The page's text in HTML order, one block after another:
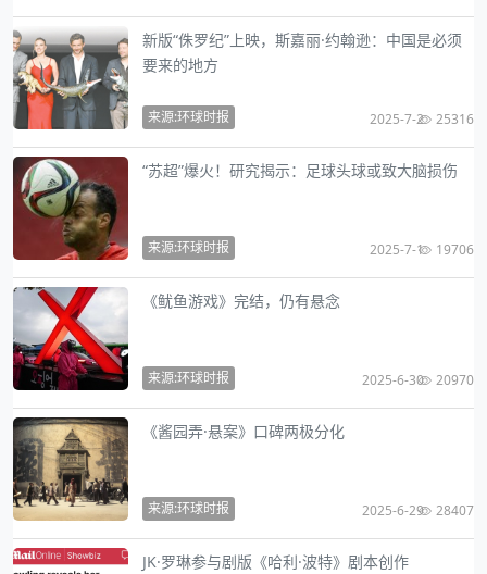
新版“侏罗纪”上映，斯嘉丽·约翰逊：中国是必须
要来的地方
来源:环球时报 2025-7-2 25316
“苏超”爆火！研究揭示：足球头球或致大脑损伤
来源:环球时报 2025-7-1 19706
《鱿鱼游戏》完结，仍有悬念
来源:环球时报 2025-6-30 20970
《酱园弄·悬案》口碑两极分化
来源:环球时报 2025-6-29 28407
JK·罗琳参与剧版《哈利·波特》剧本创作